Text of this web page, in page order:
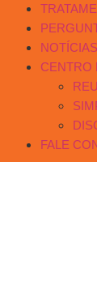
NOTÍCIAS
CENTRO
FALE